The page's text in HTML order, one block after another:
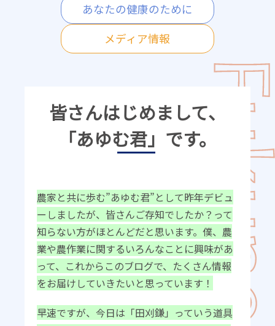
あなたの健康のために
メディア情報
皆さんはじめまして、
「あゆむ君」です。
農家と共に歩む”あゆむ君”として昨年デビュ
ーしましたが、皆さんご存知でしたか？って
知らない方がほとんどだと思います。僕、農
業や農作業に関するいろんなことに興味があ
って、これからこのブログで、たくさん情報
をお届けしていきたいと思っています！
早速ですが、今日は「田刈鎌」っていう道具